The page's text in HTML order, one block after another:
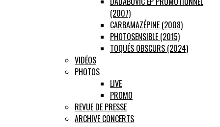
(2007)
CARBAMAZÉPINE (2008)
PHOTOSENSIBLE (2015)
TOQUÉS OBSCURS (2024)
VIDÉOS
PHOTOS
LIVE
PROMO
REVUE DE PRESSE
ARCHIVE CONCERTS